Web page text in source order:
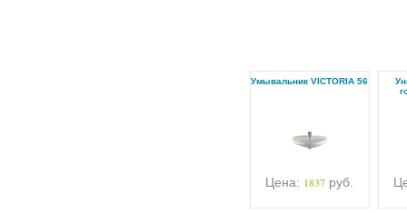
Умывальник VICTORIA 56
Цена: 1837 руб.